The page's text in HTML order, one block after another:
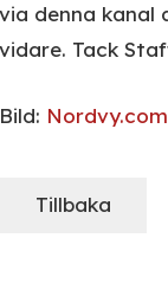
via denna kanal
vidare. Tack
Bild: Nordvy.com
Tillbaka